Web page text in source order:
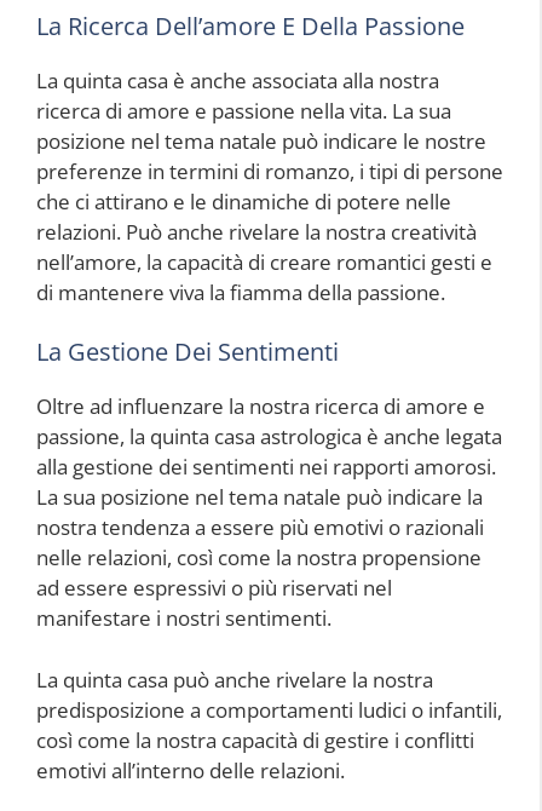
La Ricerca Dell’amore E Della Passione
La quinta casa è anche associata alla nostra
ricerca di amore e passione nella vita. La sua
posizione nel tema natale può indicare le nostre
preferenze in termini di romanzo, i tipi di persone
che ci attirano e le dinamiche di potere nelle
relazioni. Può anche rivelare la nostra creatività
nell’amore, la capacità di creare romantici gesti e
di mantenere viva la fiamma della passione.
La Gestione Dei Sentimenti
Oltre ad influenzare la nostra ricerca di amore e
passione, la quinta casa astrologica è anche legata
alla gestione dei sentimenti nei rapporti amorosi.
La sua posizione nel tema natale può indicare la
nostra tendenza a essere più emotivi o razionali
nelle relazioni, così come la nostra propensione
ad essere espressivi o più riservati nel
manifestare i nostri sentimenti.
La quinta casa può anche rivelare la nostra
predisposizione a comportamenti ludici o infantili,
così come la nostra capacità di gestire i conflitti
emotivi all’interno delle relazioni.